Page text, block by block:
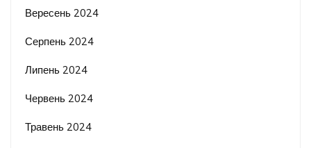
Вересень 2024
Серпень 2024
Липень 2024
Червень 2024
Травень 2024